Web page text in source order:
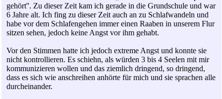
gehört''. Zu dieser Zeit kam ich gerade in die Grundschule und war
6 Jahre alt. Ich fing zu dieser Zeit auch an zu Schlafwandeln und
habe vor dem Schlafengehen immer einen Raaben in unserem Flur
sitzen sehen, jedoch keine Angst vor ihm gehabt.
Vor den Stimmen hatte ich jedoch extreme Angst und konnte sie
nicht kontrollieren. Es schiehn, als würden 3 bis 4 Seelen mit mir
kommunizieren wollen und das ziemlich dringend, so dringend,
dass es sich wie anschreihen anhörte für mich und sie sprachen alle
durcheinander.